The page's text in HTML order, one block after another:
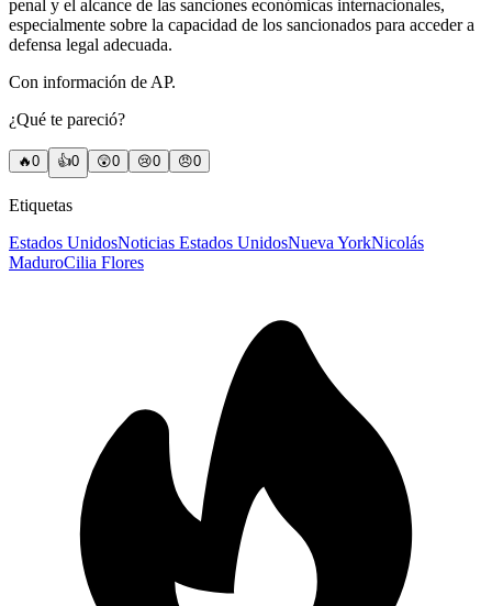
penal y el alcance de las sanciones económicas internacionales,
especialmente sobre la capacidad de los sancionados para acceder a
defensa legal adecuada.
Con información de AP.
¿Qué te pareció?
🔥0 👍0 😲0 😢0 😠0
Etiquetas
Estados UnidosNoticias Estados UnidosNueva YorkNicolás
MaduroCilia Flores